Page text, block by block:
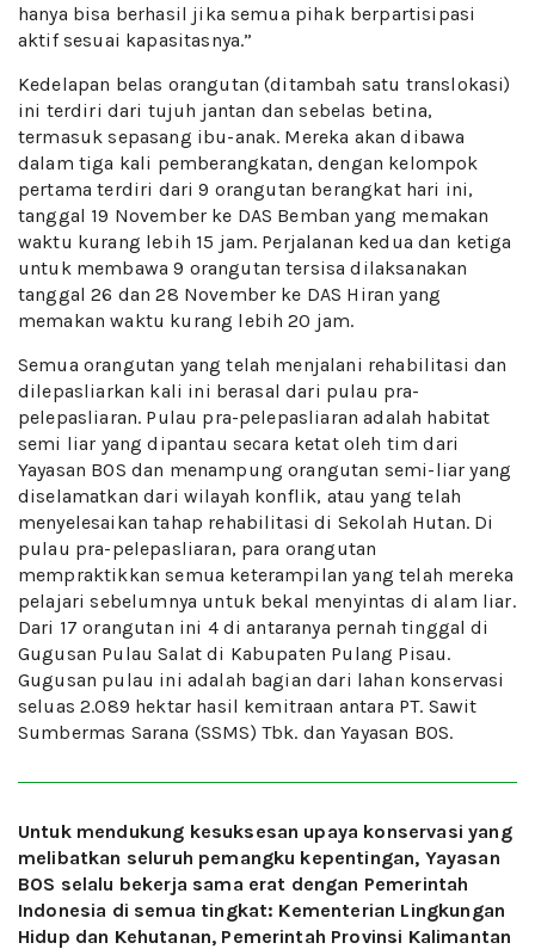
hanya bisa berhasil jika semua pihak berpartisipasi
aktif sesuai kapasitasnya.”
Kedelapan belas orangutan (ditambah satu translokasi)
ini terdiri dari tujuh jantan dan sebelas betina,
termasuk sepasang ibu-anak. Mereka akan dibawa
dalam tiga kali pemberangkatan, dengan kelompok
pertama terdiri dari 9 orangutan berangkat hari ini,
tanggal 19 November ke DAS Bemban yang memakan
waktu kurang lebih 15 jam. Perjalanan kedua dan ketiga
untuk membawa 9 orangutan tersisa dilaksanakan
tanggal 26 dan 28 November ke DAS Hiran yang
memakan waktu kurang lebih 20 jam.
Semua orangutan yang telah menjalani rehabilitasi dan
dilepasliarkan kali ini berasal dari pulau pra-
pelepasliaran. Pulau pra-pelepasliaran adalah habitat
semi liar yang dipantau secara ketat oleh tim dari
Yayasan BOS dan menampung orangutan semi-liar yang
diselamatkan dari wilayah konflik, atau yang telah
menyelesaikan tahap rehabilitasi di Sekolah Hutan. Di
pulau pra-pelepasliaran, para orangutan
mempraktikkan semua keterampilan yang telah mereka
pelajari sebelumnya untuk bekal menyintas di alam liar.
Dari 17 orangutan ini 4 di antaranya pernah tinggal di
Gugusan Pulau Salat di Kabupaten Pulang Pisau.
Gugusan pulau ini adalah bagian dari lahan konservasi
seluas 2.089 hektar hasil kemitraan antara PT. Sawit
Sumbermas Sarana (SSMS) Tbk. dan Yayasan BOS.
Untuk mendukung kesuksesan upaya konservasi yang
melibatkan seluruh pemangku kepentingan, Yayasan
BOS selalu bekerja sama erat dengan Pemerintah
Indonesia di semua tingkat: Kementerian Lingkungan
Hidup dan Kehutanan, Pemerintah Provinsi Kalimantan